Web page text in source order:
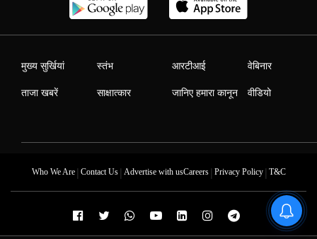
मुख्य सुर्खियां
ताजा खबरें
स्तंभ
साक्षात्कार
आरटीआई
जानिए हमारा कानून
वेबिनार
वीडियो
Who We Are| Contact Us| Advertise with usCareers| Privacy Policy| T&C